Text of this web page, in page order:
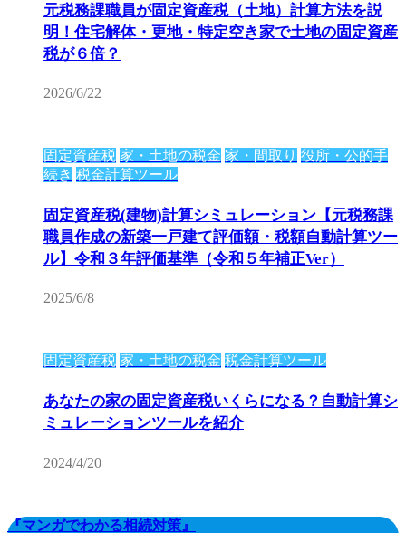
元税務課職員が固定資産税（土地）計算方法を説
明！住宅解体・更地・特定空き家で土地の固定資産
税が６倍？
2026/6/22
固定資産税 家・土地の税金 家・間取り 役所・公的手
続き 税金計算ツール
固定資産税(建物)計算シミュレーション【元税務課
職員作成の新築一戸建て評価額・税額自動計算ツー
ル】令和３年評価基準（令和５年補正Ver）
2025/6/8
固定資産税 家・土地の税金 税金計算ツール
あなたの家の固定資産税いくらになる？自動計算シ
ミュレーションツールを紹介
2024/4/20
『マンガでわかる相続対策』